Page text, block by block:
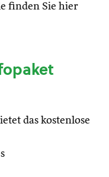
finden Sie hier
das kostenlose